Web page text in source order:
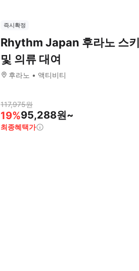
즉시확정
Rhythm Japan 후라노 스
및 의류 대여
후라노 액티비티
117,975원
19%95,288원~
최종혜택가